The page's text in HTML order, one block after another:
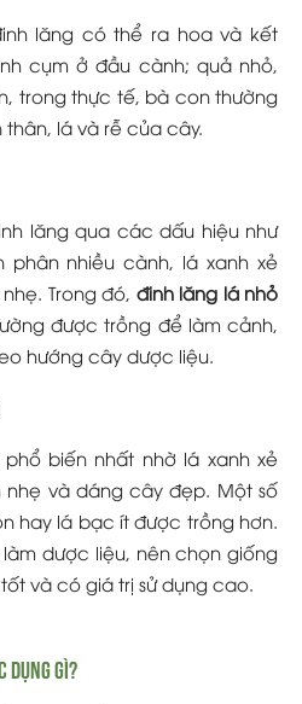
lăng có thể ra hoa và kết
cụm ở đầu cành; quả nhỏ,
trong thực tế, bà con thường
lá và rễ của cây.
lăng qua các dấu hiệu như
nhiều cành, lá xanh xẻ
Trong đó, đinh lăng lá nhỏ
được trồng để làm cảnh,
hướng cây dược liệu.
phổ biến nhất nhờ lá xanh xẻ
nhẹ và dáng cây đẹp. Một số
hay lá bạc ít được trồng hơn.
dược liệu, nên chọn giống
và có giá trị sử dụng cao.
dụng gì?